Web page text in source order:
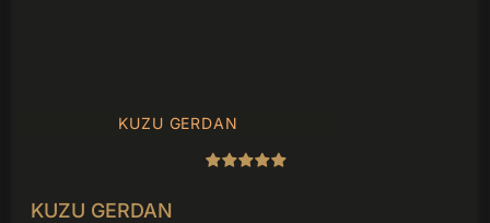
KUZU GERDAN
KUZU GERDAN